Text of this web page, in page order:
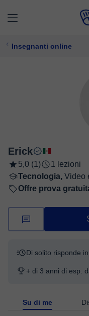
Insegnanti online
Erick
5,0 (1)
1 lezioni
Tecnologia, Video
Offre prova
Di solito risponde
+ di 3 anni di esp.
Su di me